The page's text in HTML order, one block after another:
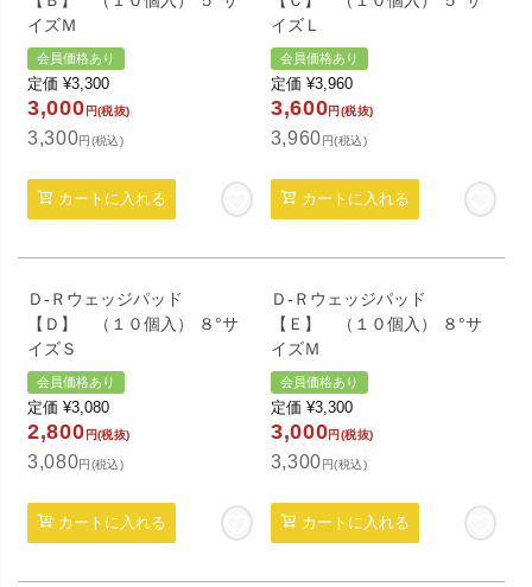
イズＭ
会員価格あり
定価 ¥3,300
3,000 円(税抜)
3,300円(税込)
カートに入れる
イズＬ
会員価格あり
定価 ¥3,960
3,600円(税抜)
3,960円(税込)
カートに入れる
Ｄ-Ｒウェッジパッド
【Ｄ】 （１０個入） ８°サ
イズＳ
会員価格あり
定価 ¥3,080
2,800 円(税抜)
3,080円(税込)
カートに入れる
Ｄ-Ｒウェッジパッド
【Ｅ】 （１０個入） ８°サ
イズＭ
会員価格あり
定価 ¥3,300
3,000円(税抜)
3,300円(税込)
カートに入れる